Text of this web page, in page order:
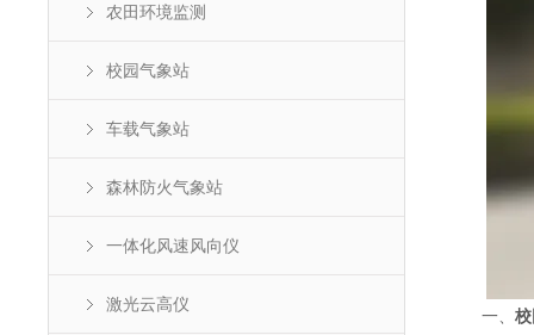
农田环境监测
校园气象站
车载气象站
森林防火气象站
一体化风速风向仪
激光云高仪
一、